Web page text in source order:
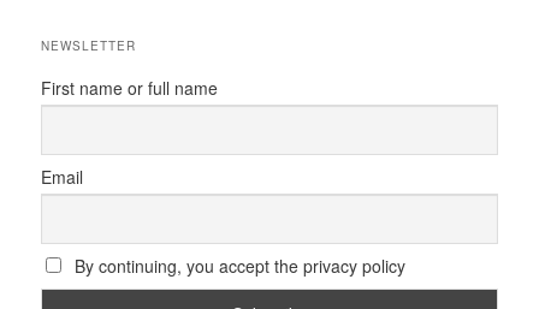
NEWSLETTER
First name or full name
Email
By continuing, you accept the privacy policy